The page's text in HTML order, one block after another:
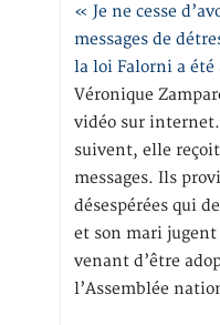
« Je ne cesse
messages de
la loi Falorni a été
Véronique
vidéo sur
suivent, elle
messages. Ils
désespérées qui
et son mari
venant d’être
l’Assemblée